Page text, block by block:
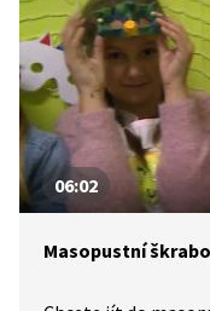
06:02
Masopustní